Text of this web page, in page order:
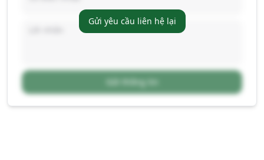
Gửi thông tin
Gửi yêu cầu liên hệ lại